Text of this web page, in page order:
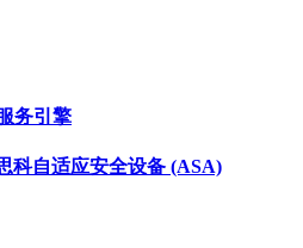
务引擎
科自适应安全设备 (ASA)